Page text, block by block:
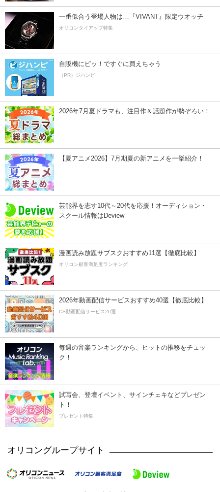
一番似合う登場人物は…『VIVANT』限定ウオッチ
オリコンタイアップ特集
自販機にピッ！ですぐに買えちゃう
（PR）ジハンピ
2026年7月夏ドラマも、注目作＆話題作が勢ぞろい！
【夏アニメ2026】7月期夏の新アニメを一挙紹介！
芸能界を志す10代～20代を応援！オーディション・
スクール情報はDeview
漫画読み放題サブスクおすすめ11選【徹底比較】
オリコン顧客満足度ランキング
2026年動画配信サービスおすすめ40選【徹底比較】
CS動画配信サービス20選
毎週の音楽ランキングから、ヒットの推移をチェッ
ク！
試写会、登壇イベント、サインチェキなどプレゼン
ト！
プレゼント特集
オリコングループサイト